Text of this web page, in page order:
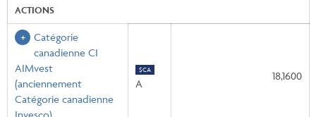
ACTIONS
Catégorie
canadienne CI
AIMvest
(anciennement
Catégorie canadienne
$CA
A
18,1600